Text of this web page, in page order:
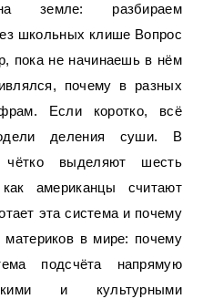
школьных клише Вопрос
пока не начинаешь в нём
почему в разных
Если коротко, всё
деления суши. В
чётко выделяют шесть
американцы считают
эта система и почему
в мире: почему
подсчёта напрямую
и культурными